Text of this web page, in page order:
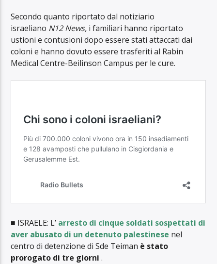
Secondo quanto riportato dal notiziario
israeliano N12 News, i familiari hanno riportato
ustioni e contusioni dopo essere stati attaccati dai
coloni e hanno dovuto essere trasferiti al Rabin
Medical Centre-Beilinson Campus per le cure.
■ ISRAELE: L’ arresto di cinque soldati sospettati di
aver abusato di un detenuto palestinese nel
centro di detenzione di Sde Teiman è stato
prorogato di tre giorni .